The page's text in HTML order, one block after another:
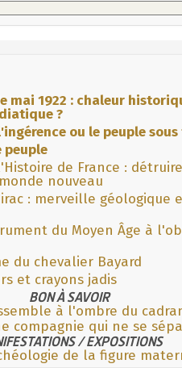
mai 1922 : chaleur
?
ou le peuple
peuple
de France :
nouveau
: merveille géologique
du Moyen Âge à
du chevalier Bayard
et crayons jadis
BON À SAVOIR
à l'ombre du
compagnie qui ne se
/ EXPOSITIONS
de la figure